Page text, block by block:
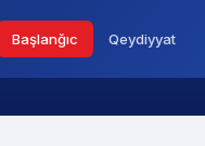
Başlanğıc Qeydiyyat